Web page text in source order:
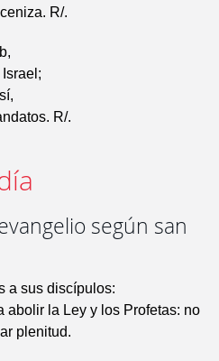
R/.
R/.
según san
a sus discípulos:
abolir la Ley y los Profetas: no
plenitud.